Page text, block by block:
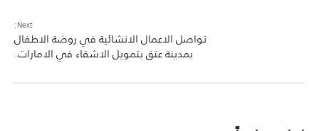
Next:
تواصل الاعمال الانشائية في روضة الاطفال
بمدينة عتق بتمويل الاشقاء في الامارات.